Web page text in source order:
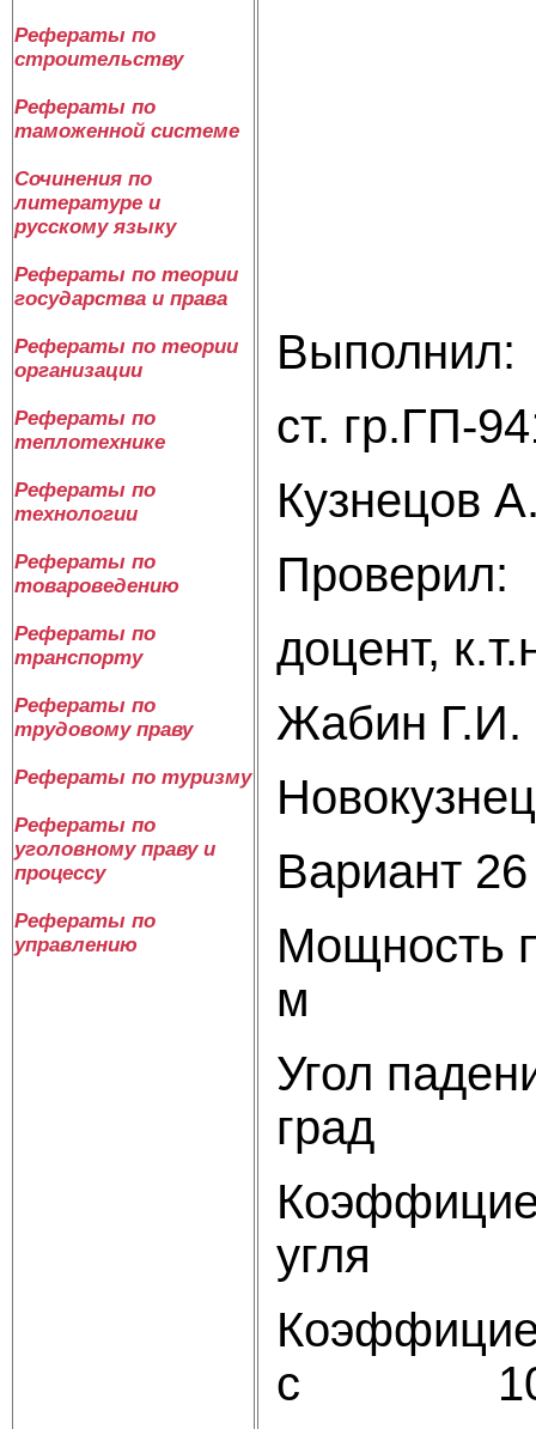
Рефераты по
строительству
Рефераты по
таможенной системе
Сочинения по
литературе и
русскому языку
Рефераты по теории
государства и права
Рефераты по теории
организации
Рефераты по
теплотехнике
Рефераты по
технологии
Рефераты по
товароведению
Рефераты по
транспорту
Рефераты по
трудовому праву
Рефераты по туризму
Рефераты по
уголовному праву и
процессу
Рефераты по
управлению
ст. гр.ГП-
Кузнецов
Проверил:
доцент,
Жабин Г.И.
Вариант 26
Мощность
Угол
с 10-4,